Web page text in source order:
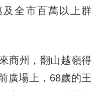
全市百萬以上群
州，翻山越嶺得
廣場上，68歲的王